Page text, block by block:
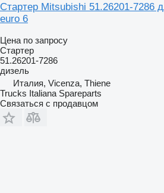
Стартер Mitsubishi 51.26201-7286
euro 6
Цена по запросу
Стартер
51.26201-7286
дизель
Италия, Vicenza, Thiene
Trucks Italiana Spareparts
Связаться с продавцом